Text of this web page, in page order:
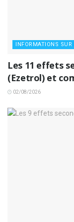
INFORMATIONS
Les 11 effets
(Ezetrol) et
02/08/2026